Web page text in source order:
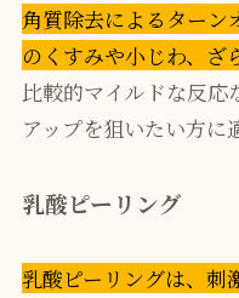
角質除去によるターン
のくすみや小じわ、ざ
比較的マイルドな反応
アップを狙いたい方に
乳酸ピーリング
乳酸ピーリングは、刺